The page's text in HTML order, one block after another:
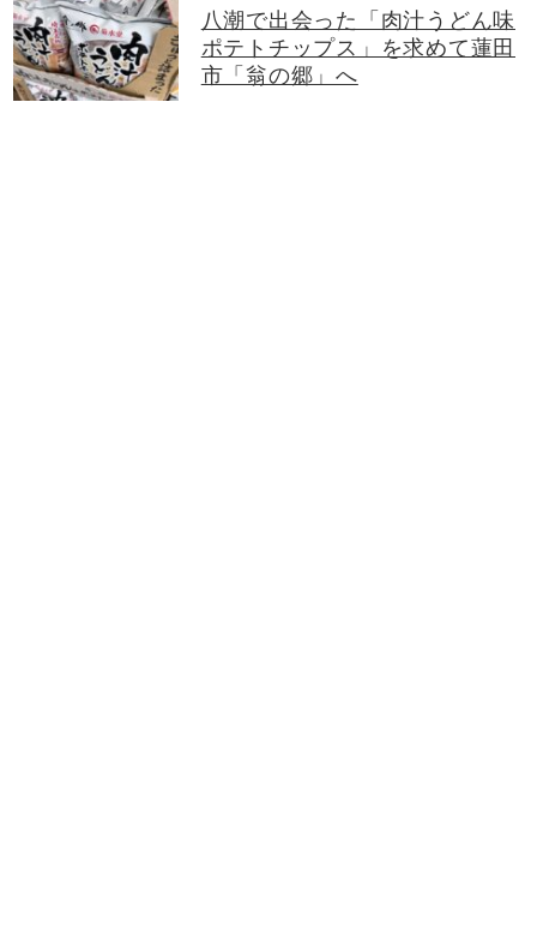
八潮で出会った「肉汁うどん味
ポテトチップス」を求めて蓮田
市「翁の郷」へ